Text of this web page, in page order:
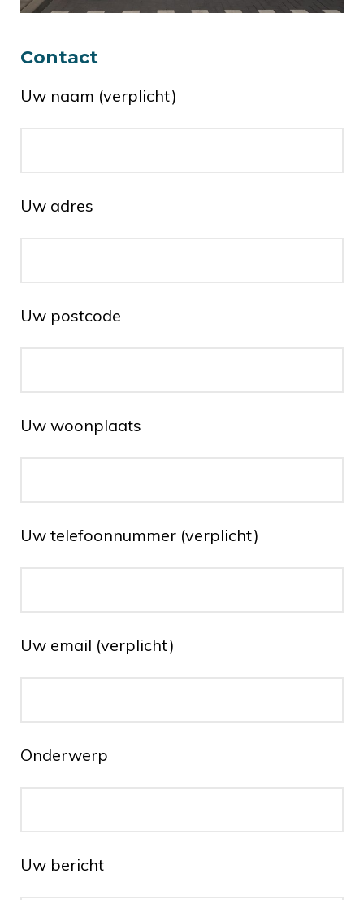
Contact
Uw naam (verplicht)
Uw adres
Uw postcode
Uw woonplaats
Uw telefoonnummer (verplicht)
Uw email (verplicht)
Onderwerp
Uw bericht